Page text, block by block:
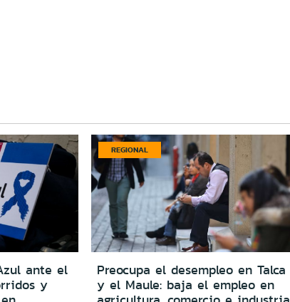
ante el
y
REGIONAL
Preocupa el desempleo en Talca
y el Maule: baja el empleo en